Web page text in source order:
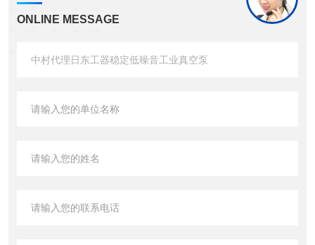
ONLINE MESSAGE